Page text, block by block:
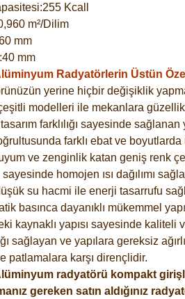
Kcall
m²/Dilim
mm
mm
Radyatörlerin Üstün
yerine hiçbir değişiklik
modelleri ile mekanlara
farklılığı sayesinde sağlanan
farklı ebat ve
ve zenginlik katan geniş renk
sayesinde homojen ısı dağılımı
su hacmi ile enerji tasarrufu
basınca dayanıklı mükemmel
kaynaklı yapısı sayesinde kaliteli
sağlayan ve yapılara gereksiz
patlamalara karşı dirençlidir.
radyatörü kompakt
gereken satın aldığınız